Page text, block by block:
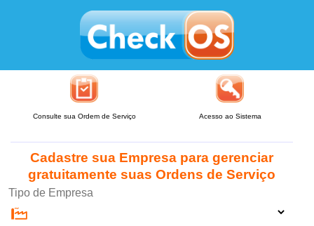
Consulte sua Ordem de Serviço Acesso ao Sistema
Cadastre sua Empresa para gerenciar
gratuitamente suas Ordens de Serviço
Tipo de Empresa